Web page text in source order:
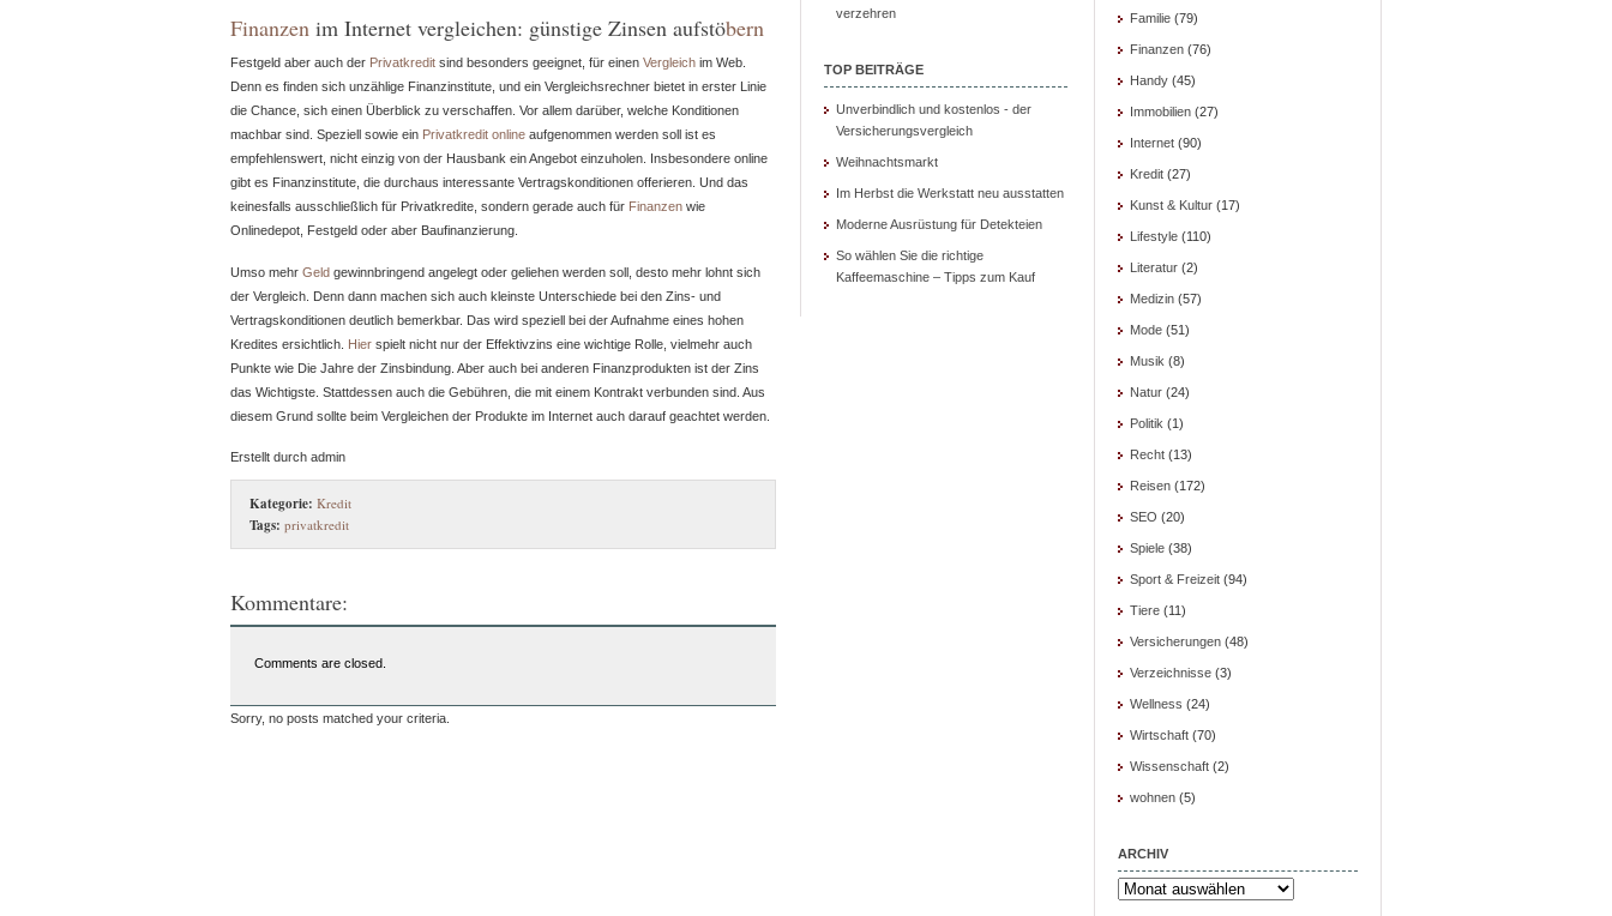
Finanzen im Internet vergleichen: günstige Zinsen aufstöbern
Festgeld aber auch der Privatkredit sind besonders geeignet, für einen Vergleich im Web.
Denn es finden sich unzählige Finanzinstitute, und ein Vergleichsrechner bietet in erster Linie
die Chance, sich einen Überblick zu verschaffen. Vor allem darüber, welche Konditionen
machbar sind. Speziell sowie ein Privatkredit online aufgenommen werden soll ist es
empfehlenswert, nicht einzig von der Hausbank ein Angebot einzuholen. Insbesondere online
gibt es Finanzinstitute, die durchaus interessante Vertragskonditionen offerieren. Und das
keinesfalls ausschließlich für Privatkredite, sondern gerade auch für Finanzen wie
Onlinedepot, Festgeld oder aber Baufinanzierung.
Umso mehr Geld gewinnbringend angelegt oder geliehen werden soll, desto mehr lohnt sich
der Vergleich. Denn dann machen sich auch kleinste Unterschiede bei den Zins- und
Vertragskonditionen deutlich bemerkbar. Das wird speziell bei der Aufnahme eines hohen
Kredites ersichtlich. Hier spielt nicht nur der Effektivzins eine wichtige Rolle, vielmehr auch
Punkte wie Die Jahre der Zinsbindung. Aber auch bei anderen Finanzprodukten ist der Zins
das Wichtigste. Stattdessen auch die Gebühren, die mit einem Kontrakt verbunden sind. Aus
diesem Grund sollte beim Vergleichen der Produkte im Internet auch darauf geachtet werden.
Erstellt durch admin
Kategorie: Kredit
Tags: privatkredit
Kommentare:
Comments are closed.
Sorry, no posts matched your criteria.
verzehren
TOP BEITRÄGE
Unverbindlich und kostenlos - der
Versicherungsvergleich
Weihnachtsmarkt
Im Herbst die Werkstatt neu ausstatten
Moderne Ausrüstung für Detekteien
So wählen Sie die richtige
Kaffeemaschine – Tipps zum Kauf
Familie (79)
Finanzen (76)
Handy (45)
Immobilien (27)
Internet (90)
Kredit (27)
Kunst & Kultur (17)
Lifestyle (110)
Literatur (2)
Medizin (57)
Mode (51)
Musik (8)
Natur (24)
Politik (1)
Recht (13)
Reisen (172)
SEO (20)
Spiele (38)
Sport & Freizeit (94)
Tiere (11)
Versicherungen (48)
Verzeichnisse (3)
Wellness (24)
Wirtschaft (70)
Wissenschaft (2)
wohnen (5)
ARCHIV
Archiv